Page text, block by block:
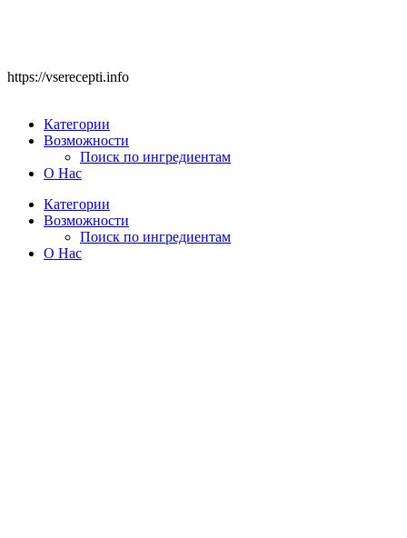
https://vserecepti.info
Категории
Возможности
Поиск по ингредиентам
О Нас
Категории
Возможности
Поиск по ингредиентам
О Нас